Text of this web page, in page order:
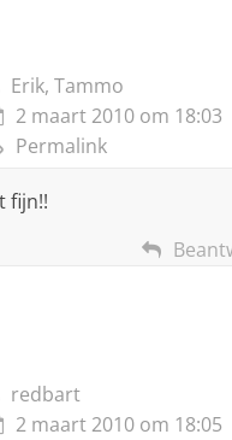
Erik, Tammo
2 maart 2010 om 18:03
Permalink
fijn!!
redbart
2 maart 2010 om 18:05